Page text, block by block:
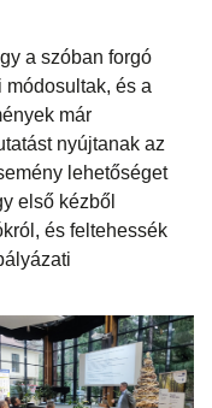
a szóban forgó
és a
már
nyújtanak az
lehetőséget
első kézből
és feltehessék